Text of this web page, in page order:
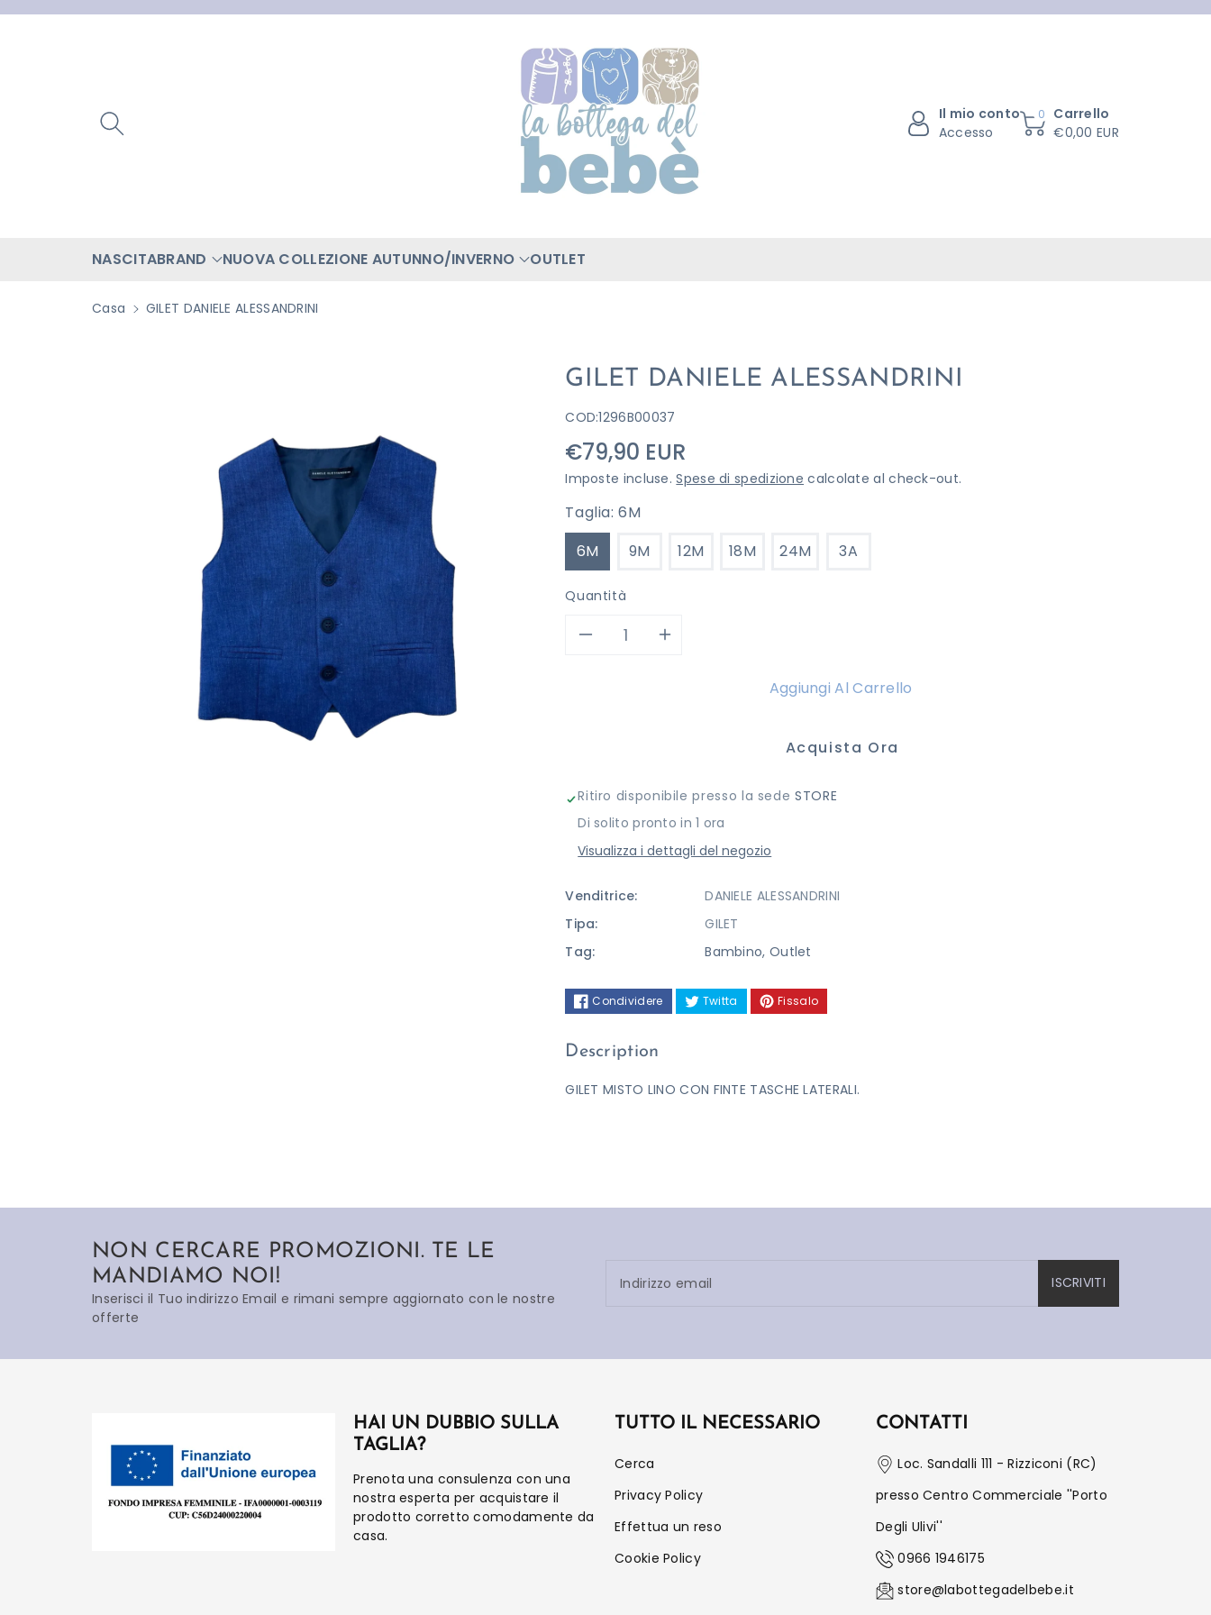
Il mio conto
Accesso
0
Carrello
€0,00 EUR
NASCITABRAND NUOVA COLLEZIONE AUTUNNO/INVERNO OUTLET
Casa GILET DANIELE ALESSANDRINI
GILET DANIELE ALESSANDRINI
COD:1296B00037
Prezzo
di
listino
€79,90 EUR
Imposte incluse.Spese di spedizione calcolate al check-out.
Taglia:6M
6M
9M 12M 18M 24M 3A
Quantità
Diminuisci
DANIELE
ALESSANDRINI
Aumenta
quantità
DANIELE
ALESSANDRINI
Aggiungi Al Carrello
Acquista Ora
Ritiro disponibile presso la sedeSTORE
Di solito pronto in 1 ora
Visualizza i dettagli del negozio
Venditrice:
DANIELE ALESSANDRINI
Tipa:
GILET
Tag:
Bambino, Outlet
Condividere Twitta Fissalo
Description
GILET MISTO LINO CON FINTE TASCHE LATERALI.
NON CERCARE PROMOZIONI. TE LE
MANDIAMO NOI!
Inserisci il Tuo indirizzo Email e rimani sempre aggiornato con le nostre
offerte
Indirizzo email ISCRIVITI
HAI UN DUBBIO SULLA
TAGLIA?
Prenota una consulenza con una
nostra esperta per acquistare il
prodotto corretto comodamente da
casa.
TUTTO IL NECESSARIO
Cerca
Privacy Policy
Effettua un reso
Cookie Policy
CONTATTI
Loc. Sandalli 111 - Rizziconi (RC)
presso Centro Commerciale ''Porto
Degli Ulivi''
0966 1946175
store@labottegadelbebe.it